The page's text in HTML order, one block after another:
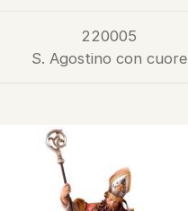
220005
S. Agostino con cuore